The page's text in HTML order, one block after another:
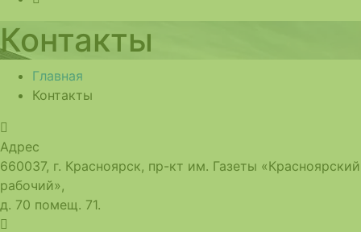
Контакты
Главная
Контакты
Адрес
660037, г. Красноярск, пр-кт им. Газеты «Красноярский
рабочий»,
д. 70 помещ. 71.